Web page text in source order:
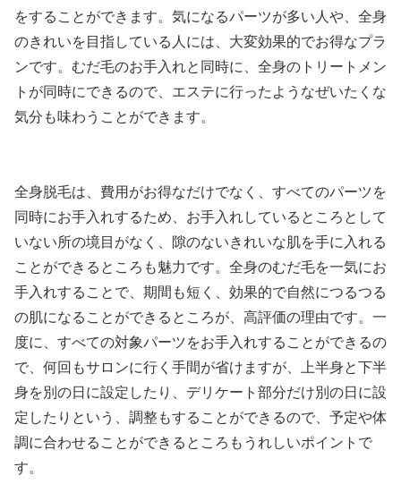
をすることができます。気になるパーツが多い人や、全身
のきれいを目指している人には、大変効果的でお得なプラ
ンです。むだ毛のお手入れと同時に、全身のトリートメン
トが同時にできるので、エステに行ったようなぜいたくな
気分も味わうことができます。
全身脱毛は、費用がお得なだけでなく、すべてのパーツを
同時にお手入れするため、お手入れしているところとして
いない所の境目がなく、隙のないきれいな肌を手に入れる
ことができるところも魅力です。全身のむだ毛を一気にお
手入れすることで、期間も短く、効果的で自然につるつる
の肌になることができるところが、高評価の理由です。一
度に、すべての対象パーツをお手入れすることができるの
で、何回もサロンに行く手間が省けますが、上半身と下半
身を別の日に設定したり、デリケート部分だけ別の日に設
定したりという、調整もすることができるので、予定や体
調に合わせることができるところもうれしいポイントで
す。